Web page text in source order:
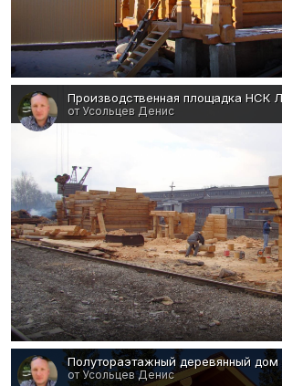
Производственная площадка НСК
от Усольцев Денис
от Усольцев Денис